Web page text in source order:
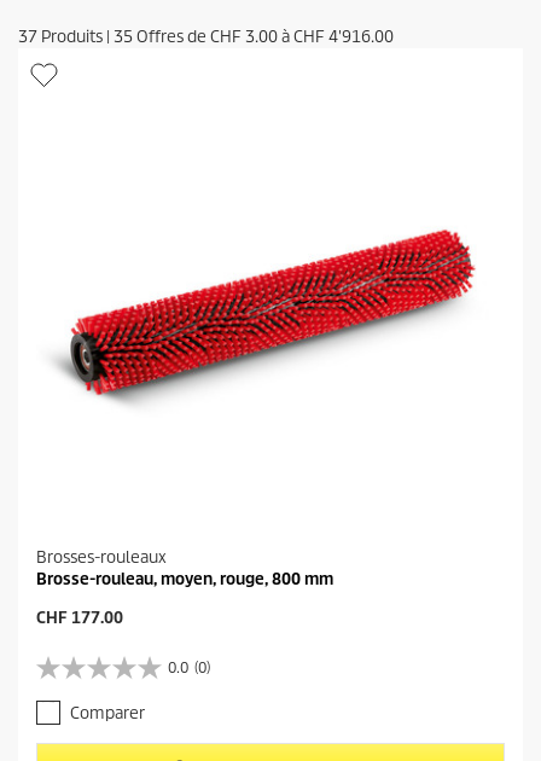
37 Produits | 35Offres de CHF 3.00àCHF 4'916.00
Brosses-rouleaux
Brosse-rouleau, moyen, rouge, 800 mm
P
i
x
a
c
t
CHF 177.00
0.0 (0)
0
.
0
s
Comparer